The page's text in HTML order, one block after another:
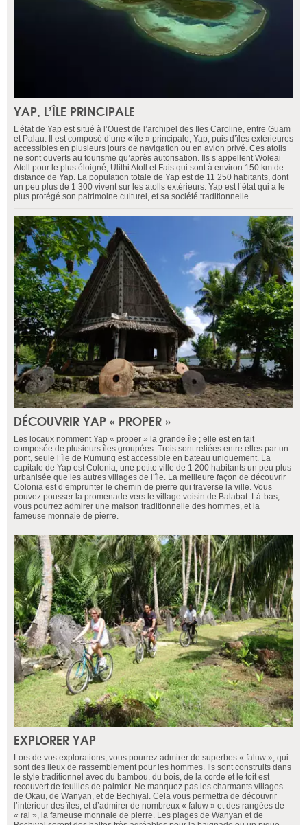
YAP, L’ÎLE PRINCIPALE
L’état de Yap est situé à l’Ouest de l’archipel des Iles Caroline, entre Guam
et Palau. Il est composé d’une « île » principale, Yap, puis d’îles extérieures
accessibles en plusieurs jours de navigation ou en avion privé. Ces atolls
ne sont ouverts au tourisme qu’après autorisation. Ils s’appellent Woleai
Atoll pour le plus éloigné, Ulithi Atoll et Fais qui sont à environ 150 km de
distance de Yap. La population totale de Yap est de 11 250 habitants, dont
un peu plus de 1 300 vivent sur les atolls extérieurs. Yap est l’état qui a le
plus protégé son patrimoine culturel, et sa société traditionnelle.
DÉCOUVRIR YAP « PROPER »
Les locaux nomment Yap « proper » la grande île ; elle est en fait
composée de plusieurs îles groupées. Trois sont reliées entre elles par un
pont, seule l’île de Rumung est accessible en bateau uniquement. La
capitale de Yap est Colonia, une petite ville de 1 200 habitants un peu plus
urbanisée que les autres villages de l’île. La meilleure façon de découvrir
Colonia est d’emprunter le chemin de pierre qui traverse la ville. Vous
pouvez pousser la promenade vers le village voisin de Balabat. Là-bas,
vous pourrez admirer une maison traditionnelle des hommes, et la
fameuse monnaie de pierre.
EXPLORER YAP
Lors de vos explorations, vous pourrez admirer de superbes « faluw », qui
sont des lieux de rassemblement pour les hommes. Ils sont construits dans
le style traditionnel avec du bambou, du bois, de la corde et le toit est
recouvert de feuilles de palmier. Ne manquez pas les charmants villages
de Okau, de Wanyan, et de Bechiyal. Cela vous permettra de découvrir
l’intérieur des îles, et d’admirer de nombreux « faluw » et des rangées de
« rai », la fameuse monnaie de pierre. Les plages de Wanyan et de